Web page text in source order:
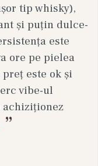
tip whisky),
și puțin dulce-
este
ore pe pielea
este ok și
vibe-ul